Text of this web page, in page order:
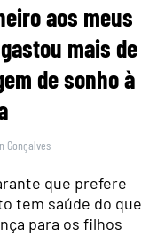
aos meus
mais de
de sonho à
Gonçalves
que prefere
tem saúde do que
para os filhos